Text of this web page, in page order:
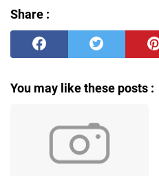
Share :
You may like these posts :